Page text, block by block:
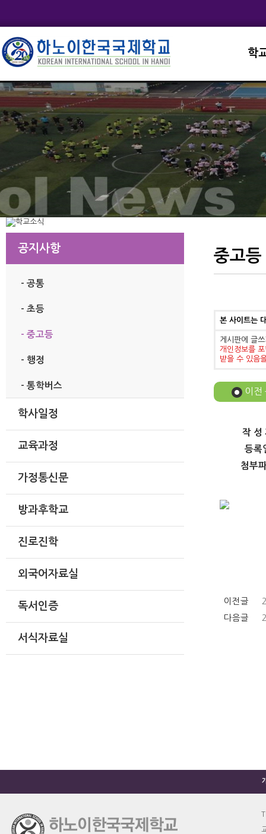
학
학
학
학
공지사항
- 공통
- 초등
- 중고등
- 행정
- 통학버스
학사일정
교육과정
가정통신문
방과후학교
진로진학
외국어자료실
독서인증
서식자료실
중고등
본 사이트는
게시판에 글
개인정보를
받을 수 있음
이전
작 성
등록
첨부
이전글
다음글